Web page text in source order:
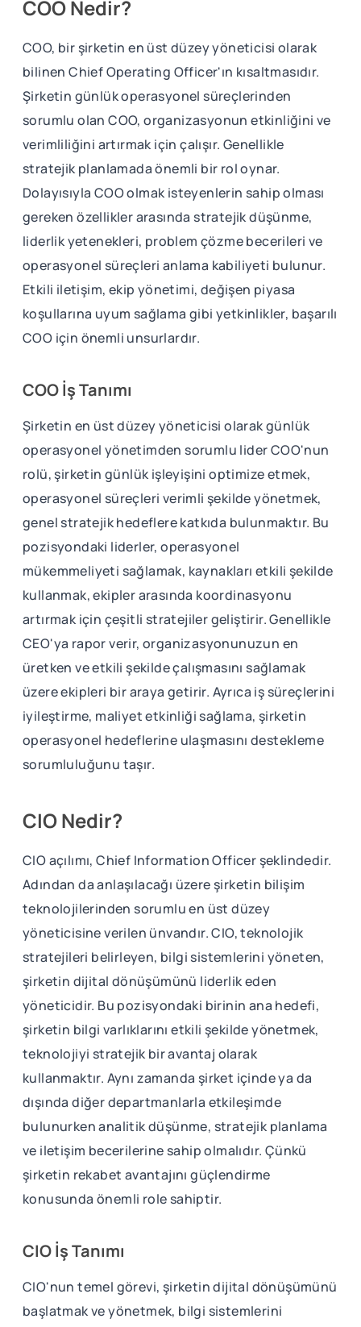
COO Nedir?
COO, bir şirketin en üst düzey yöneticisi olarak
bilinen Chief Operating Officer'ın kısaltmasıdır.
Şirketin günlük operasyonel süreçlerinden
sorumlu olan COO, organizasyonun etkinliğini ve
verimliliğini artırmak için çalışır. Genellikle
stratejik planlamada önemli bir rol oynar.
Dolayısıyla COO olmak isteyenlerin sahip olması
gereken özellikler arasında stratejik düşünme,
liderlik yetenekleri, problem çözme becerileri ve
operasyonel süreçleri anlama kabiliyeti bulunur.
Etkili iletişim, ekip yönetimi, değişen piyasa
koşullarına uyum sağlama gibi yetkinlikler, başarılı
COO için önemli unsurlardır.
COO İş Tanımı
Şirketin en üst düzey yöneticisi olarak günlük
operasyonel yönetimden sorumlu lider COO'nun
rolü, şirketin günlük işleyişini optimize etmek,
operasyonel süreçleri verimli şekilde yönetmek,
genel stratejik hedeflere katkıda bulunmaktır. Bu
pozisyondaki liderler, operasyonel
mükemmeliyeti sağlamak, kaynakları etkili şekilde
kullanmak, ekipler arasında koordinasyonu
artırmak için çeşitli stratejiler geliştirir. Genellikle
CEO'ya rapor verir, organizasyonunuzun en
üretken ve etkili şekilde çalışmasını sağlamak
üzere ekipleri bir araya getirir. Ayrıca iş süreçlerini
iyileştirme, maliyet etkinliği sağlama, şirketin
operasyonel hedeflerine ulaşmasını destekleme
sorumluluğunu taşır.
CIO Nedir?
CIO açılımı, Chief Information Officer şeklindedir.
Adından da anlaşılacağı üzere şirketin bilişim
teknolojilerinden sorumlu en üst düzey
yöneticisine verilen ünvandır. CIO, teknolojik
stratejileri belirleyen, bilgi sistemlerini yöneten,
şirketin dijital dönüşümünü liderlik eden
yöneticidir. Bu pozisyondaki birinin ana hedefi,
şirketin bilgi varlıklarını etkili şekilde yönetmek,
teknolojiyi stratejik bir avantaj olarak
kullanmaktır. Aynı zamanda şirket içinde ya da
dışında diğer departmanlarla etkileşimde
bulunurken analitik düşünme, stratejik planlama
ve iletişim becerilerine sahip olmalıdır. Çünkü
şirketin rekabet avantajını güçlendirme
konusunda önemli role sahiptir.
CIO İş Tanımı
CIO'nun temel görevi, şirketin dijital dönüşümünü
başlatmak ve yönetmek, bilgi sistemlerini